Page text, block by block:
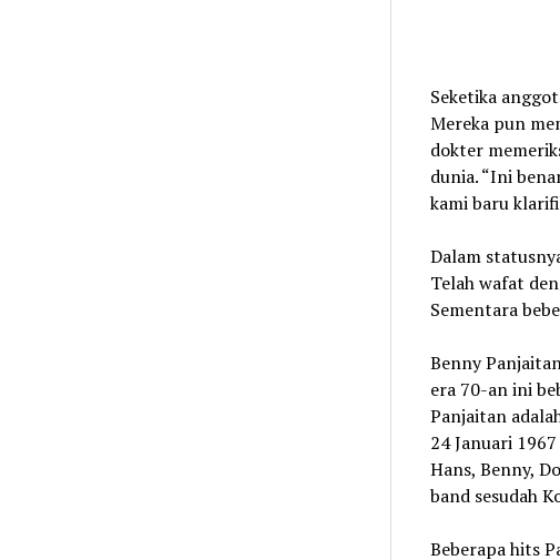
Seketika
Mereka pun
dokter
dunia. “Ini
kami baru
Dalam
Telah wafat
Sementara
Benny
era 70-an ini
Panjaitan
24 Januari
Hans, Benny,
band sesudah
Beberapa hits